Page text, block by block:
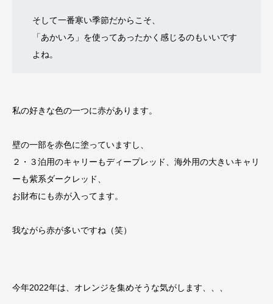
そして一番寒い季節だからこそ、
「あかいろ」を使ってあったかく感じるのもいいです
よね。
私の好きな色の一つに赤があります。
壁の一部を赤色に塗っていますし、
２・３泊用のキャリーもディープレッド、海外用の大きいキャリ
ーも紫系ダークレッド、
お財布にも赤が入ってます。
我ながら赤が多いですね（笑）
今年2022年は、オレンジを集めそうな気がします、、、